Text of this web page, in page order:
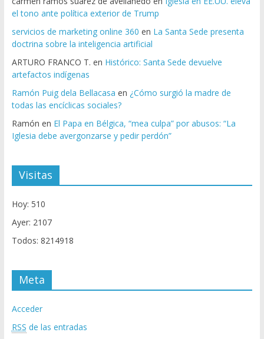
el tono ante política exterior de Trump
servicios de marketing online 360 en La Santa Sede presenta
doctrina sobre la inteligencia artificial
ARTURO FRANCO T. en Histórico: Santa Sede devuelve
artefactos indígenas
Ramón Puig dela Bellacasa en ¿Cómo surgió la madre de
todas las encíclicas sociales?
Ramón en El Papa en Bélgica, “mea culpa” por abusos: “La
Iglesia debe avergonzarse y pedir perdón”
Visitas
Hoy: 510
Ayer: 2107
Todos: 8214918
Meta
Acceder
RSS de las entradas